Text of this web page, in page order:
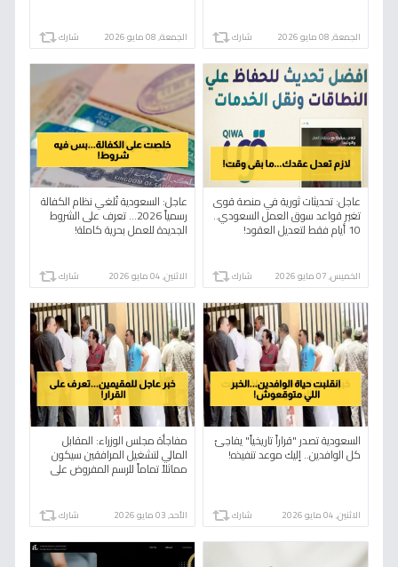
الجمعة, 08 مايو 2026 شارك الجمعة, 08 مايو 2026 شارك
عاجل: تحديثات ثورية في منصة قوى
تغير قواعد سوق العمل السعودي..
10 أيام فقط لتعديل العقود!
الخميس, 07 مايو 2026 شارك
عاجل: السعودية تُلغي نظام الكفالة
رسمياً 2026… تعرف على الشروط
الجديدة للعمل بحرية كاملة!
الاثنين, 04 مايو 2026 شارك
السعودية تصدر "قراراً تاريخياً" يفاجئ
كل الوافدين.. إليك موعد تنفيذه!
الاثنين, 04 مايو 2026 شارك
مفاجأة مجلس الوزراء: المقابل
المالي لتشغيل المرافقين سيكون
مماثلاً تماماً للرسم المفروض على
الأحد, 03 مايو 2026 شارك